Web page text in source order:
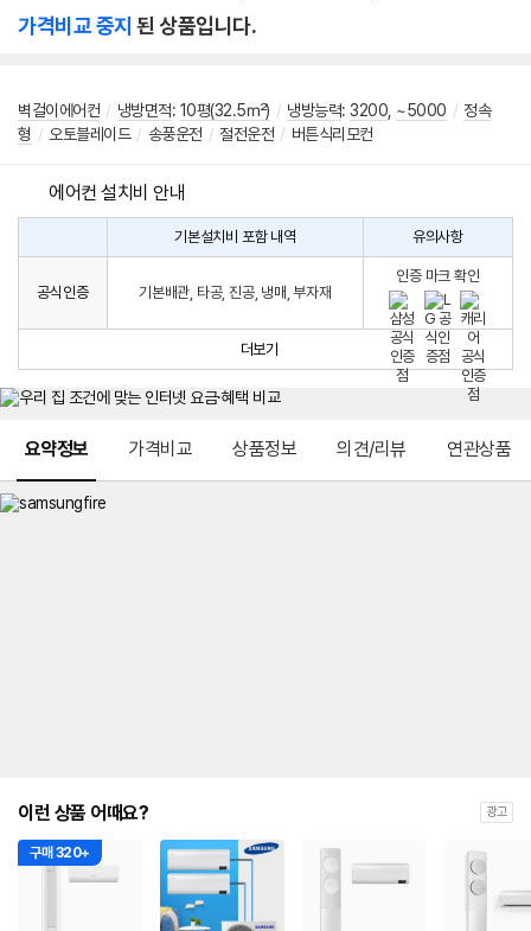
가격비교 중지 된 상품입니다.
벽걸이에어컨 / 냉방면적: 10평(32.5㎡) / 냉방능력: 3200 ~5000 / 정속
형 / 오토블레이드 / 송풍운전 / 절전운전 / 버튼식리모컨
에어컨 설치비 안내
구
시
생
는
치
비
컨
설
기본설치비 포함 내역 유의사항
공식인증 기본배관, 타공, 진공, 냉매, 부자재
인증 마크 확인
더보기
요약정보 가격비교 상품정보 의견/리뷰 연관상품
이런 상품 어때요? 광고
구매 320+